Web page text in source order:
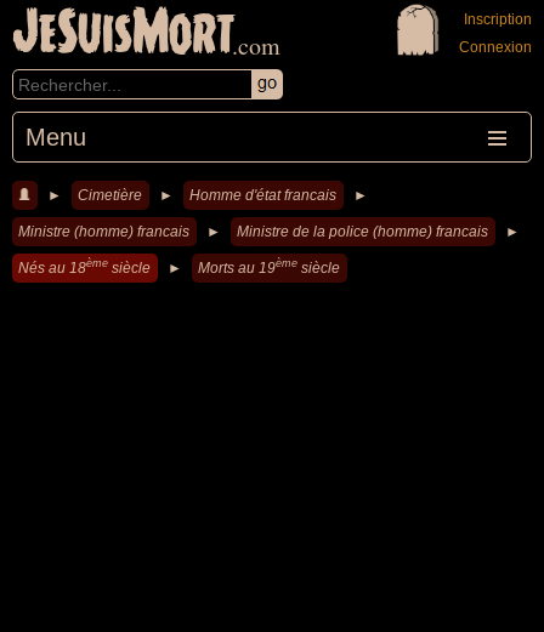
JeSuisMort.com
Menu
Inscription
Connexion
► Cimetière ► Homme d'état francais ►
Ministre (homme) francais ► Ministre de la police (homme) francais ►
Nés au 18ème siècle ► Morts au 19ème siècle